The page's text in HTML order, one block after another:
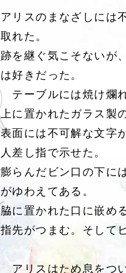
アリスのまなざしには
取れた。
跡を継ぐ気こそないが
は好きだった。
テーブルには焼け爛
上に置かれたガラス製
表面には不可解な文字
人差し指で示せた。
膨らんだビン口の下に
がゆわえてある。
脇に置かれた口に嵌め
指先がつまむ。そして
アリスはため息をつ